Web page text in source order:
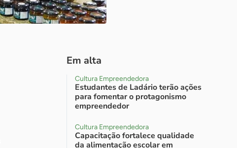
Em alta
Cultura Empreendedora
Estudantes de Ladário terão ações
para fomentar o protagonismo
empreendedor
Cultura Empreendedora
Capacitação fortalece qualidade
da alimentação escolar em